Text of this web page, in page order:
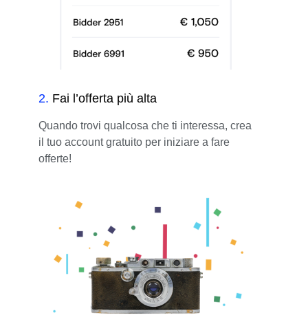
2. Fai l’offerta più alta
Quando trovi qualcosa che ti interessa, crea
il tuo account gratuito per iniziare a fare
offerte!